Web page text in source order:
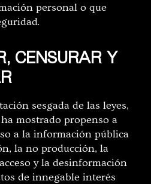
personal o que
CENSURAR Y
sesgada de las leyes,
mostrado propenso a
a la información pública
la no producción, la
y la desinformación
de innegable interés